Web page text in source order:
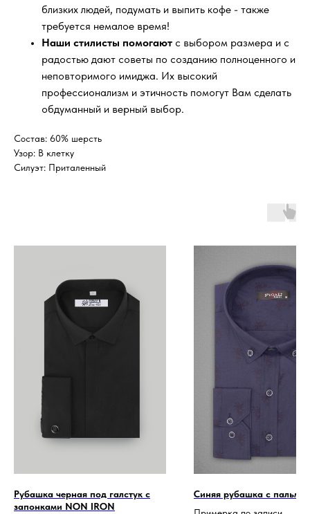
близких людей, подумать и выпить кофе - также
требуется немалое время!
Наши стилисты помогают с выбором размера и с
радостью дают советы по созданию полноценного и
неповторимого имиджа. Их высокий
профессионализм и этичность помогут Вам сделать
обдуманный и верный выбор.
Состав: 60% шерсть
Узор: В клетку
Силуэт: Приталенный
Рубашка черная под галстук с
запонками NON IRON
Синяя рубашка с